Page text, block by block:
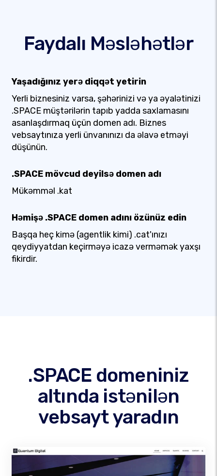
Faydalı Məsləhətlər
Yaşadığınız yerə diqqət yetirin
Yerli biznesiniz varsa, şəhərinizi və ya əyalətinizi
.SPACE müştərilərin tapıb yadda saxlamasını
asanlaşdırmaq üçün domen adı. Biznes
vebsaytınıza yerli ünvanınızı da əlavə etməyi
düşünün.
.SPACE mövcud deyilsə domen adı
Mükəmməl .kat
Həmişə .SPACE domen adını özünüz edin
Başqa heç kimə (agentlik kimi) .cat'ınızı
qeydiyyatdan keçirməyə icazə verməmək yaxşı
fikirdir.
.SPACE domeniniz
altında istənilən
vebsayt yaradın